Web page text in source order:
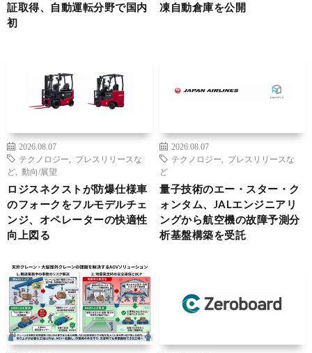
証取得、自動運転分野で国内
初
凍自動倉庫を公開
2026.08.07
テクノロジー
プレスリリースな
ど
動向/展望
ロジスネクストが防爆仕様車
のフォークをフルモデルチェ
ンジ、オペレーターの快適性
向上図る
2026.08.07
テクノロジー
プレスリリースな
ど
量子技術のエー・スター・ク
ォンタム、JALエンジニアリ
ングから航空機の故障予測分
析基盤構築を受託